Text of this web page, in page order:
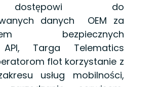
do
danych OEM za
bezpiecznych
Targa Telematics
flot korzystanie z
usług mobilności,